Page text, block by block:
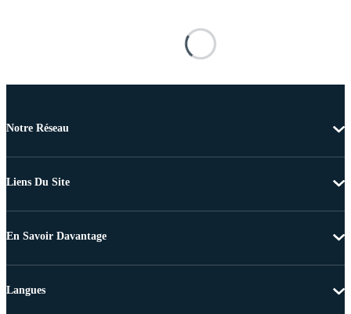
Notre Réseau
Liens Du Site
En Savoir Davantage
Langues